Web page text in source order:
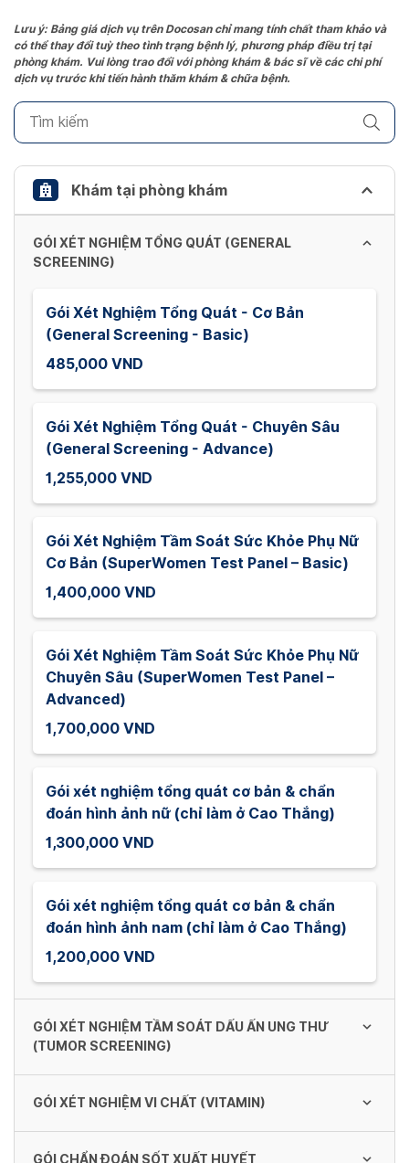
the
question
mark
to
keyboard
shortcuts
changing
dates.
Lưu ý: Bảng giá dịch vụ trên Docosan chỉ mang tính chất tham khảo và
có thể thay đổi tuỳ theo tình trạng bệnh lý, phương pháp điều trị tại
phòng khám. Vui lòng trao đổi với phòng khám & bác sĩ về các chi phí
dịch vụ trước khi tiến hành thăm khám & chữa bệnh.
Khám tại phòng khám
GÓI XÉT NGHIỆM TỔNG QUÁT (GENERAL
SCREENING)
Gói Xét Nghiệm Tổng Quát - Cơ Bản
(General Screening - Basic)
485,000 VND
Gói Xét Nghiệm Tổng Quát - Chuyên Sâu
(General Screening - Advance)
1,255,000 VND
Gói Xét Nghiệm Tầm Soát Sức Khỏe Phụ Nữ
Cơ Bản (SuperWomen Test Panel – Basic)
1,400,000 VND
Gói Xét Nghiệm Tầm Soát Sức Khỏe Phụ Nữ
Chuyên Sâu (SuperWomen Test Panel –
Advanced)
1,700,000 VND
Gói xét nghiệm tổng quát cơ bản & chẩn
đoán hình ảnh nữ (chỉ làm ở Cao Thắng)
1,300,000 VND
Gói xét nghiệm tổng quát cơ bản & chẩn
đoán hình ảnh nam (chỉ làm ở Cao Thắng)
1,200,000 VND
GÓI XÉT NGHIỆM TẦM SOÁT DẤU ẤN UNG THƯ
(TUMOR SCREENING)
Gói Xét Nghiệm Tầm Soát Dấu Ấn Ung Thư
cho Nữ (Tumor - Female)
GÓI XÉT NGHIỆM VI CHẤT (VITAMIN)
GÓI CHẨN ĐOÁN SỐT XUẤT HUYẾT